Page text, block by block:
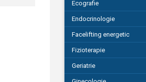
Ecografie
Endocrinologie
Facelifting energetic
Fizioterapie
Geriatrie